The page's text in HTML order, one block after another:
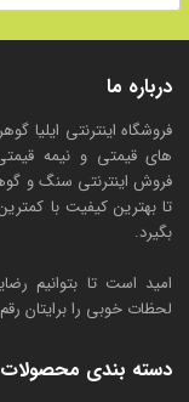
درباره ما
فروشگاه اینترنتی ایلیا
های قیمتی و نیمه
فروش اینترنتی سنگ و
تا بهترین کیفیت با
بگیرد.
امید است تا بتوانیم
لحظات خوبی را برایتان
دسته بندی محصولات